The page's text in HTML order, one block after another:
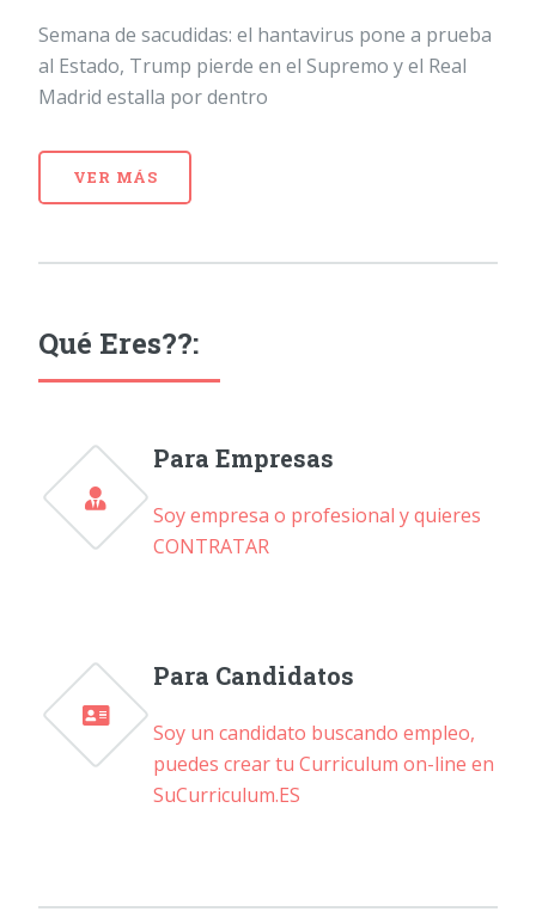
Semana de sacudidas: el hantavirus pone a prueba
al Estado, Trump pierde en el Supremo y el Real
Madrid estalla por dentro
VER MÁS
Qué Eres??:
Para Empresas
Soy empresa o profesional y quieres
CONTRATAR
Para Candidatos
Soy un candidato buscando empleo,
puedes crear tu Curriculum on-line en
SuCurriculum.ES